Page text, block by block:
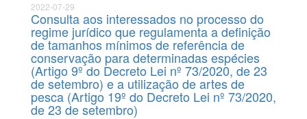
2022-07-29
Consulta aos interessados no processo do
regime jurídico que regulamenta a definição
de tamanhos mínimos de referência de
conservação para determinadas espécies
(Artigo 9º do Decreto Lei nº 73/2020, de 23
de setembro) e a utilização de artes de
pesca (Artigo 19º do Decreto Lei nº 73/2020,
de 23 de setembro)